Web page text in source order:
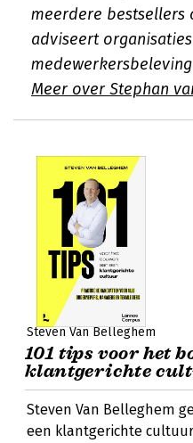
meerdere
adviseert
Meer over Stephan
Steven Van Belleghem
101 tips voor het
klantgerichte
Steven Van Belleghem
een klantgerichte